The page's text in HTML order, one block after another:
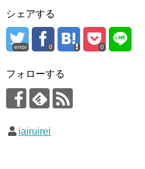
シェアする
error 0 0
フォローする
iairuirei